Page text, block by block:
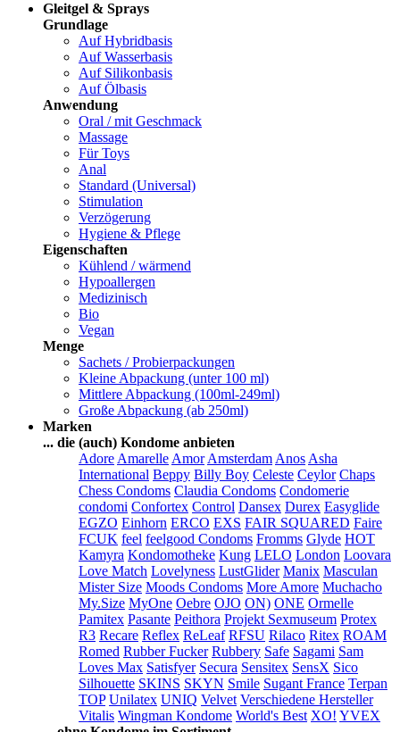
Gleitgel & Sprays
Grundlage
Auf Hybridbasis
Auf Wasserbasis
Auf Silikonbasis
Auf Ölbasis
Anwendung
Oral / mit Geschmack
Massage
Für Toys
Anal
Standard (Universal)
Stimulation
Verzögerung
Hygiene & Pflege
Eigenschaften
Kühlend / wärmend
Hypoallergen
Medizinisch
Bio
Vegan
Menge
Sachets / Probierpackungen
Kleine Abpackung (unter 100 ml)
Mittlere Abpackung (100ml-249ml)
Große Abpackung (ab 250ml)
Marken
... die (auch) Kondome anbieten
Adore Amarelle Amor Amsterdam Anos Asha
International Beppy Billy Boy Celeste Ceylor Chaps
Chess Condoms Claudia Condoms Condomerie
condomi Confortex Control Dansex Durex Easyglide
EGZO Einhorn ERCO EXS FAIR SQUARED Faire
FCUK feel feelgood Condoms Fromms Glyde HOT
Kamyra Kondomotheke Kung LELO London Loovara
Love Match Lovelyness LustGlider Manix Masculan
Mister Size Moods Condoms More Amore Muchacho
My.Size MyOne Oebre OJO ON) ONE Ormelle
Pamitex Pasante Peithora Projekt Sexmuseum Protex
R3 Recare Reflex ReLeaf RFSU Rilaco Ritex ROAM
Romed Rubber Fucker Rubbery Safe Sagami Sam
Loves Max Satisfyer Secura Sensitex SensX Sico
Silhouette SKINS SKYN Smile Sugant France Terpan
TOP Unilatex UNIQ Velvet Verschiedene Hersteller
Vitalis Wingman Kondome World's Best XO! YVEX